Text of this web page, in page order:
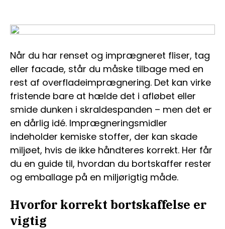
Når du har renset og imprægneret fliser, tag
eller facade, står du måske tilbage med en
rest af overfladeimprægnering. Det kan virke
fristende bare at hælde det i afløbet eller
smide dunken i skraldespanden – men det er
en dårlig idé. Imprægneringsmidler
indeholder kemiske stoffer, der kan skade
miljøet, hvis de ikke håndteres korrekt. Her får
du en guide til, hvordan du bortskaffer rester
og emballage på en miljørigtig måde.
Hvorfor korrekt bortskaffelse er
vigtig